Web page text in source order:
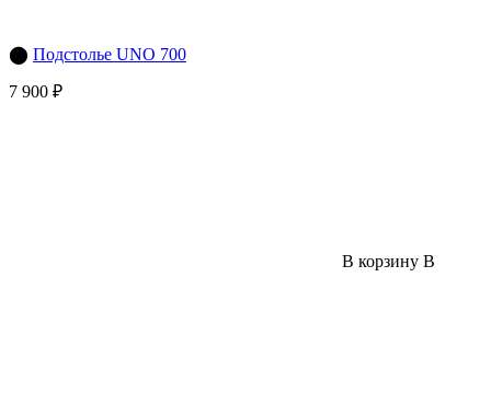
⬤ Подстолье UNO 700
7 900 ₽
В корзину В